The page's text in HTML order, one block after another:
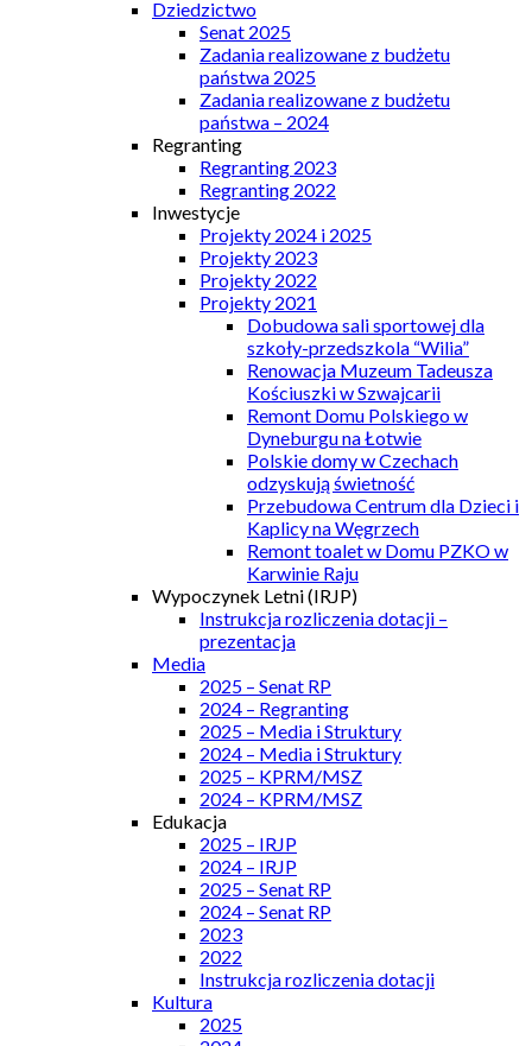
Dziedzictwo
Senat 2025
Zadania realizowane z budżetu
państwa 2025
Zadania realizowane z budżetu
państwa – 2024
Regranting
Regranting 2023
Regranting 2022
Inwestycje
Projekty 2024 i 2025
Projekty 2023
Projekty 2022
Projekty 2021
Dobudowa sali sportowej dla
szkoły-przedszkola “Wilia”
Renowacja Muzeum Tadeusza
Kościuszki w Szwajcarii
Remont Domu Polskiego w
Dyneburgu na Łotwie
Polskie domy w Czechach
odzyskują świetność
Przebudowa Centrum dla Dzieci i
Kaplicy na Węgrzech
Remont toalet w Domu PZKO w
Karwinie Raju
Wypoczynek Letni (IRJP)
Instrukcja rozliczenia dotacji –
prezentacja
Media
2025 – Senat RP
2024 – Regranting
2025 – Media i Struktury
2024 – Media i Struktury
2025 – KPRM/MSZ
2024 – KPRM/MSZ
Edukacja
2025 – IRJP
2024 – IRJP
2025 – Senat RP
2024 – Senat RP
2023
2022
Instrukcja rozliczenia dotacji
Kultura
2025